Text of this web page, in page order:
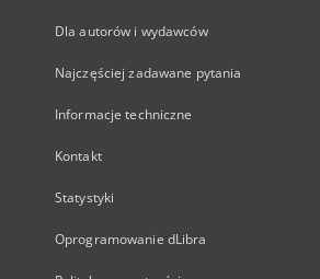
Dla autorów i wydawców
Najczęściej zadawane pytania
Informacje techniczne
Kontakt
Statystyki
Oprogramowanie dLibra